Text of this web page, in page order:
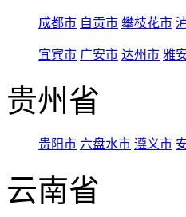
成都市 自贡市 攀枝花市
宜宾市 广安市 达州市 雅
贵州省
贵阳市 六盘水市 遵义市
云南省